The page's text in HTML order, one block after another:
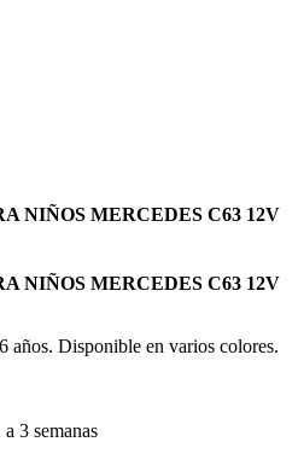
NIÑOS MERCEDES C63 12V
NIÑOS MERCEDES C63 12V
años. Disponible en varios colores.
3 semanas